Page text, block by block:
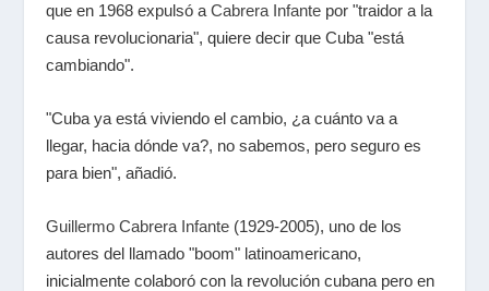
que en 1968 expulsó aCabrera Infante por "traidor a la
causa revolucionaria", quiere decir que Cuba "está
cambiando".
"Cuba ya está viviendo el cambio, ¿a cuánto va a
llegar, hacia dónde va?, no sabemos, pero seguro es
para bien", añadió.
Guillermo Cabrera Infante (1929-2005), uno de los
autores del llamado "boom" latinoamericano,
inicialmente colaboró con la revolución cubana pero en